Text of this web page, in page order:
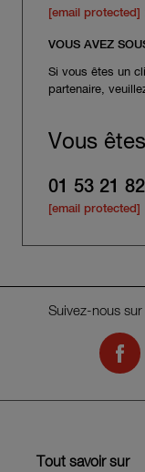
Tout savoir sur
[email protected]
VOUS AVEZ
Si vous êtes un
partenaire,
Vous
01 53 21
[email protected]
Suivez-nous